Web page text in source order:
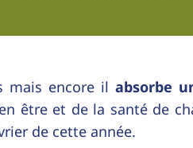
mais encore il absorbe
être et de la santé de
de cette année.